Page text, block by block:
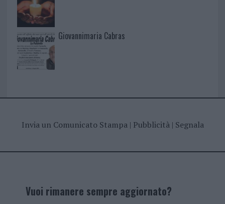
Giovannimaria Cabras
Invia un Comunicato Stampa| Pubblicità| Segnala
Vuoi rimanere sempre aggiornato?